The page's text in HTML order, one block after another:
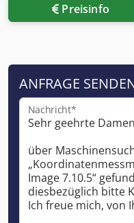
Preisinfo
ANFRAGE
Nachricht*